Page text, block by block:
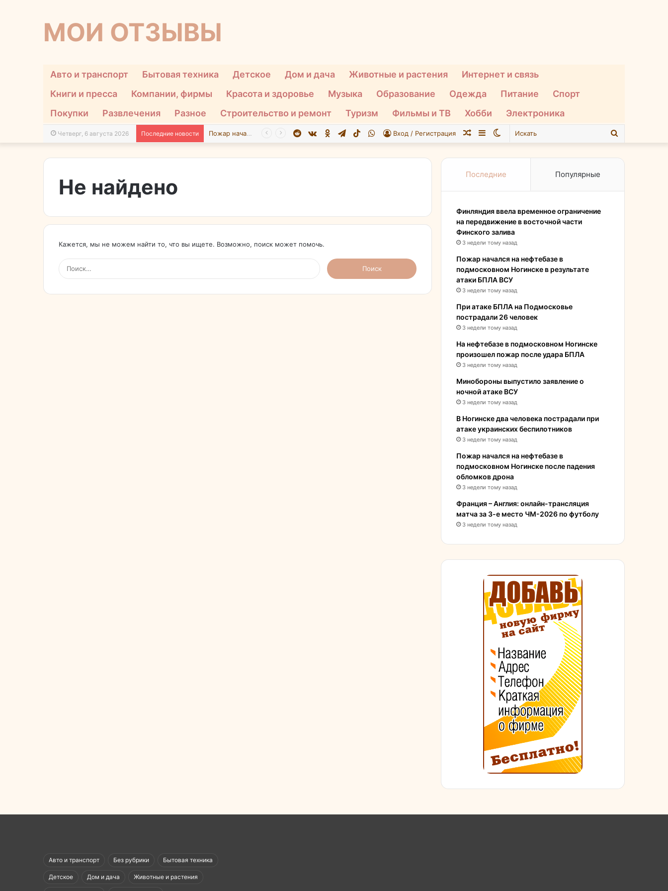
МОИ ОТЗЫВЫ
Авто и транспорт Бытовая техника Детское Дом и дача Животные и растения
Интернет и связь
Книги и пресса
Компании, фирмы Красота и здоровье Музыка Образование Одежда Питание
Спорт
Покупки
Развлечения Разное Строительство и ремонт Туризм Фильмы и ТВ Хобби Электроника
Четверг, 6 августа 2026 Последние новости Пожар начался на нефтебазе в подмосковном Ногинске в результате атаки БПЛА ВСУ Искать
Switch
Sidebar
Случайная
Вход / Регистрация
WhatsApp
TikTok
Telegram
Одноклассники
vk.com
Reddit
Не найдено
Кажется, мы не можем найти то, что вы ищете. Возможно, поиск может помочь.
Найти:
Последние Популярные
Финляндия ввела временное ограничение
на передвижение в восточной части
Финского залива
3 недели тому назад
Пожар начался на нефтебазе в
подмосковном Ногинске в результате
атаки БПЛА ВСУ
3 недели тому назад
При атаке БПЛА на Подмосковье
пострадали 26 человек
3 недели тому назад
На нефтебазе в подмосковном Ногинске
произошел пожар после удара БПЛА
3 недели тому назад
Минобороны выпустило заявление о
ночной атаке ВСУ
3 недели тому назад
В Ногинске два человека пострадали при
атаке украинских беспилотников
3 недели тому назад
Пожар начался на нефтебазе в
подмосковном Ногинске после падения
обломков дрона
3 недели тому назад
Франция – Англия: онлайн-трансляция
матча за 3-е место ЧМ-2026 по футболу
3 недели тому назад
Авто и транспорт Без рубрики Бытовая техника
Детское Дом и дача Животные и растения